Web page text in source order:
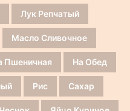
Лук Репчатый
Масло Сливочное
Пшеничная На Обед
Рис Сахар